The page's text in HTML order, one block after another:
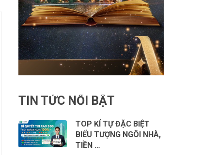
TIN TỨC NỔI BẬT
TOP KÍ TỰ ĐẶC BIỆT
BIỂU TƯỢNG NGÔI NHÀ,
TIỀN …